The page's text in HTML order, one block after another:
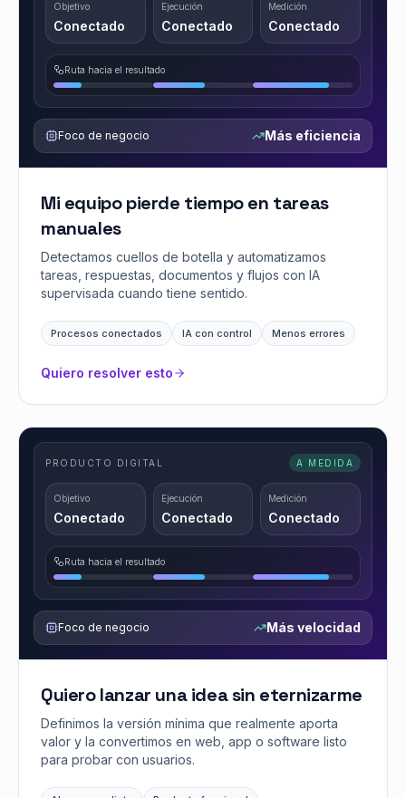
Objetivo
Conectado
Ejecución
Conectado
Medición
Conectado
Ruta hacia el resultado
Foco de negocio Más eficiencia
Mi equipo pierde tiempo en tareas
manuales
Detectamos cuellos de botella y automatizamos
tareas, respuestas, documentos y flujos con IA
supervisada cuando tiene sentido.
Procesos conectados IA con control Menos errores
Quiero resolver esto
PRODUCTO DIGITAL A MEDIDA
Objetivo
Conectado
Ejecución
Conectado
Medición
Conectado
Ruta hacia el resultado
Foco de negocio Más velocidad
Quiero lanzar una idea sin eternizarme
Definimos la versión mínima que realmente aporta
valor y la convertimos en web, app o software listo
para probar con usuarios.